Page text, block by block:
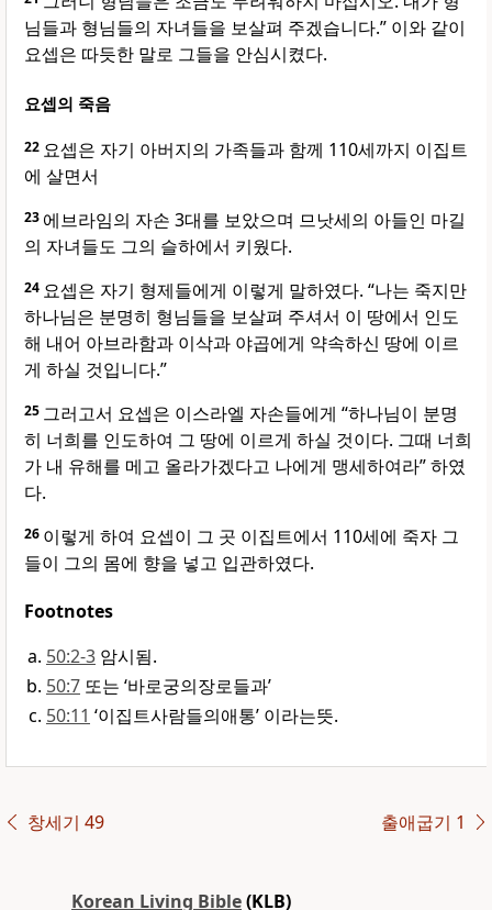
님들과 형님들의 자녀들을 보살펴 주겠습니다.” 이와 같이
요셉은 따듯한 말로 그들을 안심시켰다.
요셉의 죽음
22 요셉은 자기 아버지의 가족들과 함께 110세까지 이집트
에 살면서
23 에브라임의 자손 3대를 보았으며 므낫세의 아들인 마길
의 자녀들도 그의 슬하에서 키웠다.
24 요셉은 자기 형제들에게 이렇게 말하였다. “나는 죽지만
하나님은 분명히 형님들을 보살펴 주셔서 이 땅에서 인도
해 내어 아브라함과 이삭과 야곱에게 약속하신 땅에 이르
게 하실 것입니다.”
25 그러고서 요셉은 이스라엘 자손들에게 “하나님이 분명
히 너희를 인도하여 그 땅에 이르게 하실 것이다. 그때 너희
가 내 유해를 메고 올라가겠다고 나에게 맹세하여라” 하였
다.
26 이렇게 하여 요셉이 그 곳 이집트에서 110세에 죽자 그
들이 그의 몸에 향을 넣고 입관하였다.
Footnotes
50:2-3 암시됨.
50:7 또는 ‘바로궁의장로들과’
50:11 ‘이집트사람들의애통’ 이라는뜻.
창세기 49 출애굽기 1
Korean Living Bible(KLB)